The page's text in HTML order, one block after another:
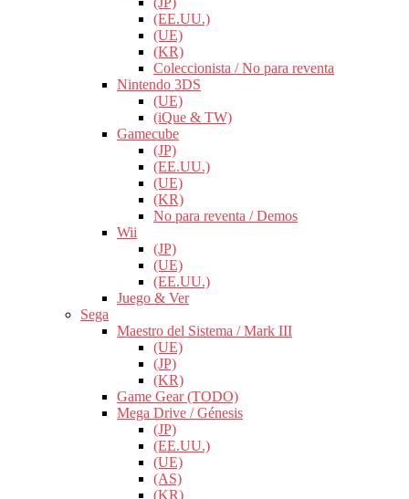
(EE.UU.)
(UE)
(KR)
Coleccionista / No para reventa
Nintendo 3DS
(UE)
(iQue & TW)
Gamecube
(JP)
(EE.UU.)
(UE)
(KR)
No para reventa / Demos
Wii
(JP)
(UE)
(EE.UU.)
Juego & Ver
Sega
Maestro del Sistema / Mark III
(UE)
(JP)
(KR)
Game Gear (TODO)
Mega Drive / Génesis
(JP)
(EE.UU.)
(UE)
(AS)
(KR)